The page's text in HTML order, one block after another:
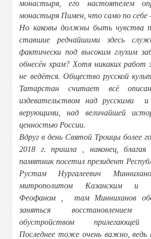
монастыря, его настоятелем
монастыря Пимен, что само по себе
Но каковы должны быть чувства
ставшие редчайшими здесь
фактически под высоким глухим
обнесён храм? Хотя никаких работ
не ведётся. Общество русской
Татарстан считает всё
издевательством над русскими и
верующими, над величайшей
ценностью России.
Вдруг в день Святой Троицы более
2018 г. пришла , наконец,
памятник посетил президент
Рустам Нургалеевич
митрополитом Казанским и
Феофаном , там Минниханов
заняться
обустройством прилегающей
Последнее тоже очень важно, ведь